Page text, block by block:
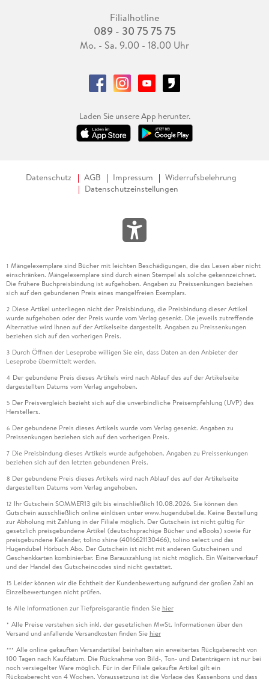
Filialhotline
089 - 30 75 75 75
Mo. - Sa. 9.00 - 18.00 Uhr
Laden Sie unsere App herunter.
Datenschutz AGB Impressum
Widerrufsbelehrung
Datenschutzeinstellungen
1 Mängelexemplare sind Bücher mit leichten Beschädigungen, die das Lesen aber nicht
einschränken. Mängelexemplare sind durch einen Stempel als solche gekennzeichnet.
Die frühere Buchpreisbindung ist aufgehoben. Angaben zu Preissenkungen beziehen
sich auf den gebundenen Preis eines mangelfreien Exemplars.
2 Diese Artikel unterliegen nicht der Preisbindung, die Preisbindung dieser Artikel
wurde aufgehoben oder der Preis wurde vom Verlag gesenkt. Die jeweils zutreffende
Alternative wird Ihnen auf der Artikelseite dargestellt. Angaben zu Preissenkungen
beziehen sich auf den vorherigen Preis.
3 Durch Öffnen der Leseprobe willigen Sie ein, dass Daten an den Anbieter der
Leseprobe übermittelt werden.
4 Der gebundene Preis dieses Artikels wird nach Ablauf des auf der Artikelseite
dargestellten Datums vom Verlag angehoben.
5 Der Preisvergleich bezieht sich auf die unverbindliche Preisempfehlung (UVP) des
Herstellers.
6 Der gebundene Preis dieses Artikels wurde vom Verlag gesenkt. Angaben zu
Preissenkungen beziehen sich auf den vorherigen Preis.
7 Die Preisbindung dieses Artikels wurde aufgehoben. Angaben zu Preissenkungen
beziehen sich auf den letzten gebundenen Preis.
8 Der gebundene Preis dieses Artikels wird nach Ablauf des auf der Artikelseite
dargestellten Datums vom Verlag angehoben.
12 Ihr Gutschein SOMMER13 gilt bis einschließlich 10.08.2026. Sie können den
Gutschein ausschließlich online einlösen unter www.hugendubel.de. Keine Bestellung
zur Abholung mit Zahlung in der Filiale möglich. Der Gutschein ist nicht gültig für
gesetzlich preisgebundene Artikel (deutschsprachige Bücher und eBooks) sowie für
preisgebundene Kalender, tolino shine (4016621130466), tolino select und das
Hugendubel Hörbuch Abo. Der Gutschein ist nicht mit anderen Gutscheinen und
Geschenkkarten kombinierbar. Eine Barauszahlung ist nicht möglich. Ein Weiterverkauf
und der Handel des Gutscheincodes sind nicht gestattet.
15 Leider können wir die Echtheit der Kundenbewertung aufgrund der großen Zahl an
Einzelbewertungen nicht prüfen.
16 Alle Informationen zur Tiefpreisgarantie finden Sie hier
* Alle Preise verstehen sich inkl. der gesetzlichen MwSt. Informationen über den
Versand und anfallende Versandkosten finden Sie hier
*** Alle online gekauften Versandartikel beinhalten ein erweitertes Rückgaberecht von
100 Tagen nach Kaufdatum. Die Rücknahme von Bild-, Ton- und Datenträgern ist nur bei
noch versiegelter Ware möglich. Für in der Filiale gekaufte Artikel gilt ein
Rückgaberecht von 4 Wochen. Voraussetzung ist die Vorlage des Kassenbons und dass